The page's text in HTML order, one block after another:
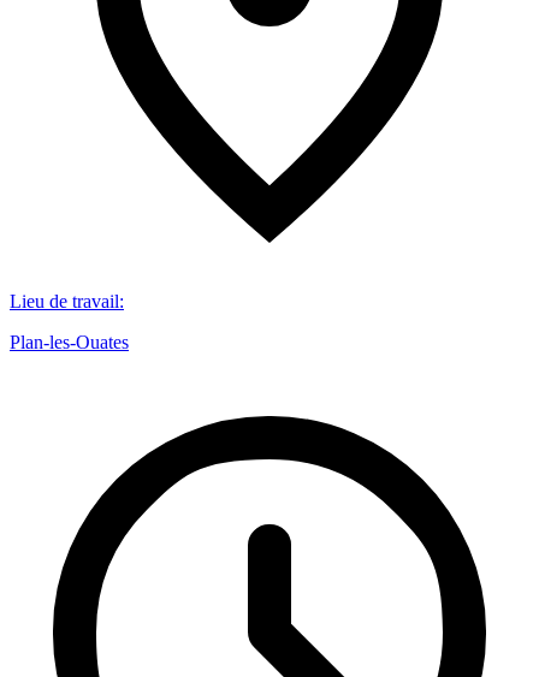
Lieu de travail:
Plan-les-Ouates